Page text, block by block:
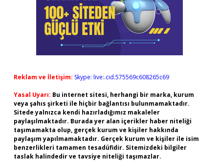
Reklam ve İletişim: Skype: live:.cid.575569c608265c69
Yasal Uyarı: Bu internet sitesi, herhangi bir marka, kurum
veya şahıs şirketi ile hiçbir bağlantısı bulunmamaktadır.
Sitede yalnızca kendi hazırladığımız makaleler
paylaşılmaktadır. Burada yer alan içerikler haber niteliği
taşımamakta olup, gerçek kurum ve kişiler hakkında
paylaşım yapılmamaktadır. Gerçek kurum ve kişiler ile isim
benzerlikleri tamamen tesadüfidir. Sitemizdeki bilgiler
taslak halindedir ve tavsiye niteliği taşımazlar.